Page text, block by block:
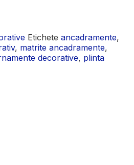
Etichete ancadramente,
, matrite ancadramente,
decorative, plinta